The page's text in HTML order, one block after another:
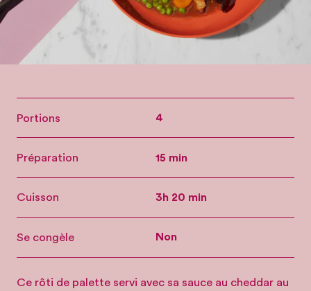
Portions 4
Préparation 15 min
Cuisson 3h 20 min
Se congèle Non
Ce rôti de palette servi avec sa sauce au cheddar au